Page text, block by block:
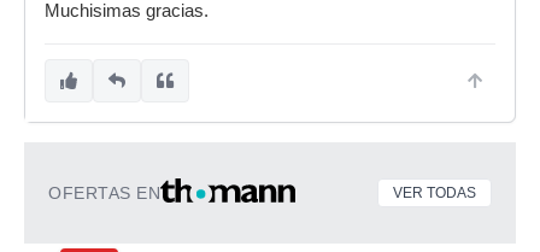
Muchisimas gracias.
OFERTAS EN VER TODAS